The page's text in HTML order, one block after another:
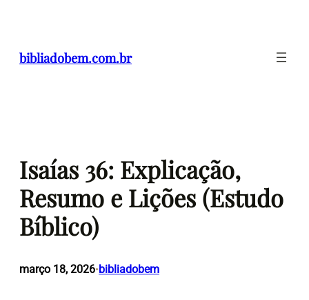
conteúdo
bibliadobem.com.br
Isaías 36: Explicação,
Resumo e Lições (Estudo
Bíblico)
março 18, 2026•bibliadobem